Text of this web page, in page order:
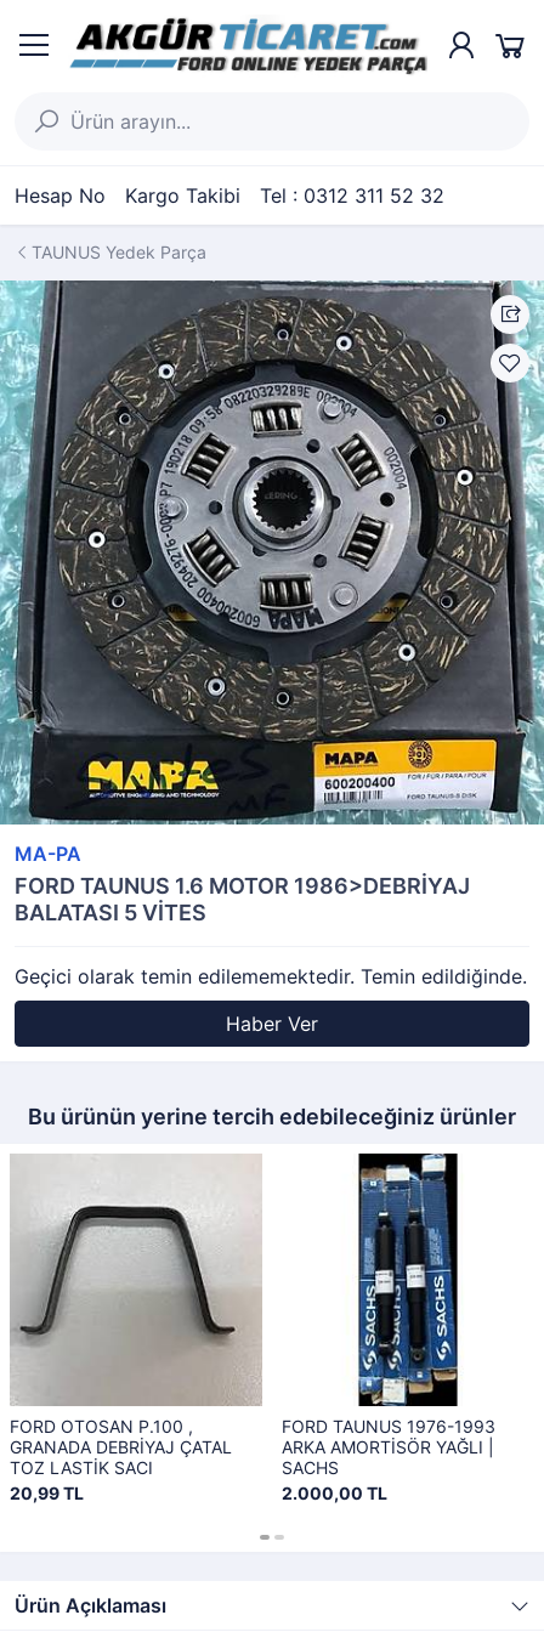
Hesap No Kargo Takibi Tel : 0312 311 52 32
TAUNUS Yedek Parça
MA-PA
FORD TAUNUS 1.6 MOTOR 1986>DEBRİYAJ
BALATASI 5 VİTES
Geçici olarak temin edilememektedir. Temin edildiğinde.
Haber Ver
Bu ürünün yerine tercih edebileceğiniz ürünler
FORD OTOSAN P.100 ,
GRANADA DEBRİYAJ ÇATAL
TOZ LASTİK SACI
20,99 TL
FORD TAUNUS 1976-1993
ARKA AMORTİSÖR YAĞLI |
SACHS
2.000,00 TL
Ürün Açıklaması